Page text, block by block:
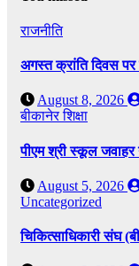
राजनीति
अगस्त क्रांति दिवस
August 8, 2026
बीकानेरशिक्षा
पीएम श्री स्कूल जवाहर
August 5, 2026
Uncategorized
चिकित्साधिकारी संघ